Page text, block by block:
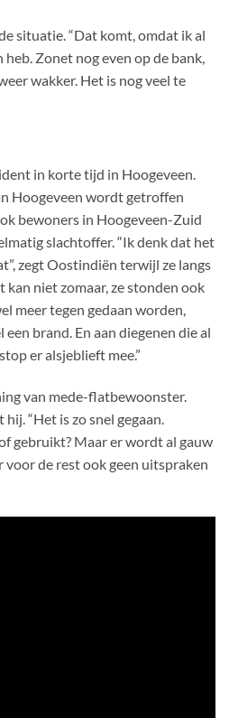
situatie. “Dat komt, omdat ik al
Zonet nog even op de bank,
wakker. Het is nog veel te
in korte tijd in Hoogeveen.
Hoogeveen wordt getroffen
bewoners in Hoogeveen-Zuid
slachtoffer. “Ik denk dat het
zegt Oostindiën terwijl ze langs
niet zomaar, ze stonden ook
meer tegen gedaan worden,
brand. En aan diegenen die al
er alsjeblieft mee.”
van mede-flatbewoonster.
hij. “Het is zo snel gegaan.
gebruikt? Maar er wordt al gauw
voor de rest ook geen uitspraken